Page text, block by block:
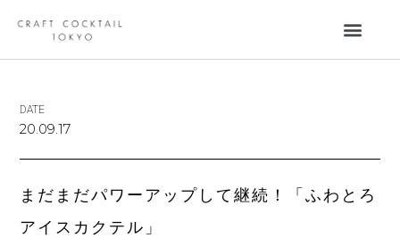
DATE
20.09.17
まだまだパワーアップして継続！「ふわとろ
アイスカクテル」